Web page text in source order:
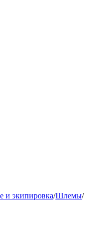
и экипировка/Шлемы/